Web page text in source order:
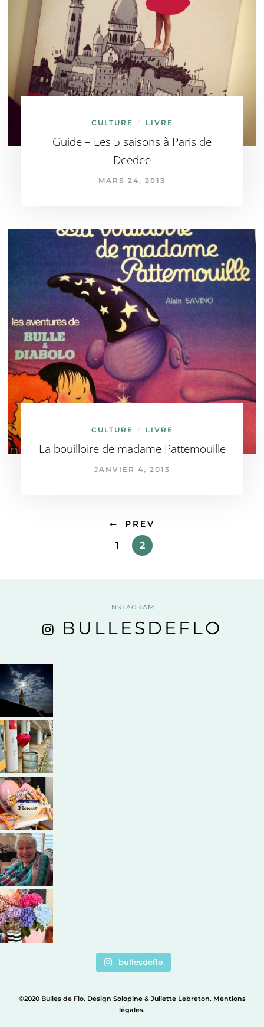
CULTURE / LIVRE
Guide – Les 5 saisons à Paris de
Deedee
MARS 24, 2013
CULTURE / LIVRE
La bouilloire de madame Pattemouille
JANVIER 4, 2013
PREV
1 2
INSTAGRAM
BULLESDEFLO
bullesdeflo
©2020 Bulles de Flo. Design Solopine& Juliette Lebreton. Mentions
légales.